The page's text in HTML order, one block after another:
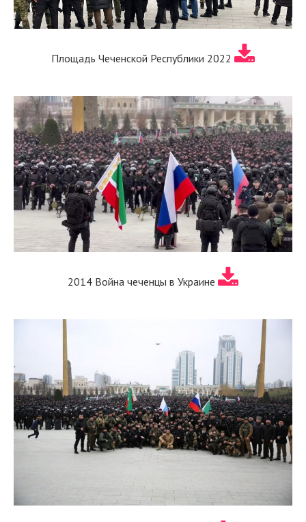
Площадь Чеченской Республики 2022
2014 Война чеченцы в Украине